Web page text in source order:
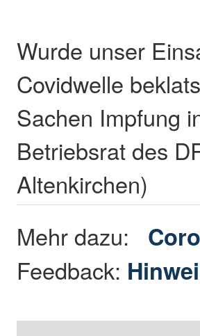
Wurde unser
Covidwelle
Sachen Impfung
Betriebsrat des
Altenkirchen)
Mehr dazu:
Feedback: